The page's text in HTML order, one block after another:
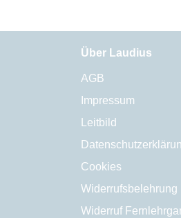
Über Laudius
AGB
Impressum
Leitbild
Cookies
Widerrufsbelehrung
Widerruf